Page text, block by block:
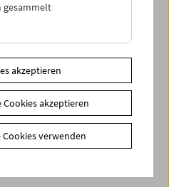
gesammelt
akzeptieren
akzeptieren
verwenden